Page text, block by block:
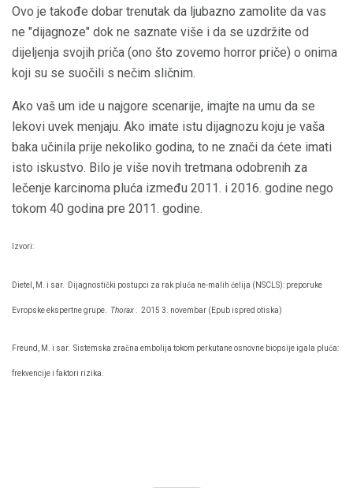
Ovo je takođe dobar trenutak da ljubazno zamolite da vas
ne "dijagnoze" dok ne saznate više i da se uzdržite od
dijeljenja svojih priča (ono što zovemo horror priče) o onima
koji su se suočili s nečim sličnim.
Ako vaš um ide u najgore scenarije, imajte na umu da se
lekovi uvek menjaju. Ako imate istu dijagnozu koju je vaša
baka učinila prije nekoliko godina, to ne znači da ćete imati
isto iskustvo. Bilo je više novih tretmana odobrenih za
lečenje karcinoma pluća između 2011. i 2016. godine nego
tokom 40 godina pre 2011. godine.
Izvori:
Dietel, M. i sar. Dijagnostički postupci za rak pluća ne-malih ćelija (NSCLS): preporuke
Evropske ekspertne grupe. Thorax 2015 3. novembar (Epub ispred otiska)
Freund, M. i sar. Sistemska zračna embolija tokom perkutane osnovne biopsije igala pluća:
frekvencije i faktori rizika.